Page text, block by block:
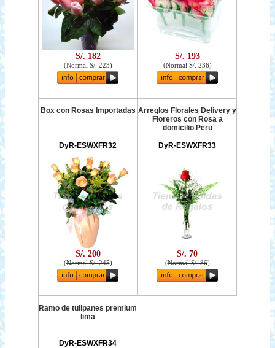
S/. 182
(Normal S/. 223)
S/. 193
(Normal S/. 236)
Box con Rosas Importadas
DyR-ESWXFR32
S/. 200
(Normal S/. 245)
Arreglos Florales Delivery y
Floreros con Rosa a
domicilio Peru
DyR-ESWXFR33
S/. 70
(Normal S/. 86)
Ramo de tulipanes premium
lima
DyR-ESWXFR34